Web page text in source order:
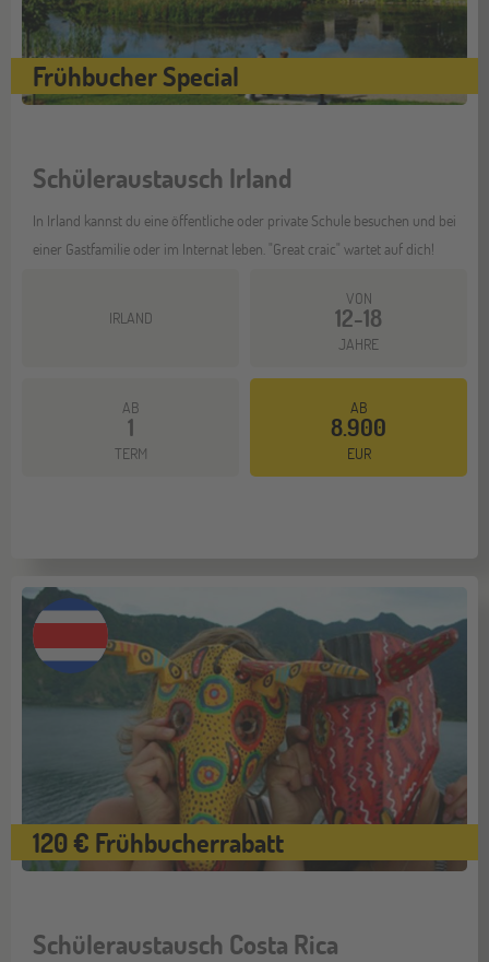
Frühbucher Special
Schüleraustausch Irland
In Irland kannst du eine öffentliche oder private Schule besuchen und bei
einer Gastfamilie oder im Internat leben. "Great craic" wartet auf dich!
IRLAND
VON
12-18
JAHRE
AB
1
TERM
AB
8.900
EUR
120 € Frühbucherrabatt
Schüleraustausch Costa Rica